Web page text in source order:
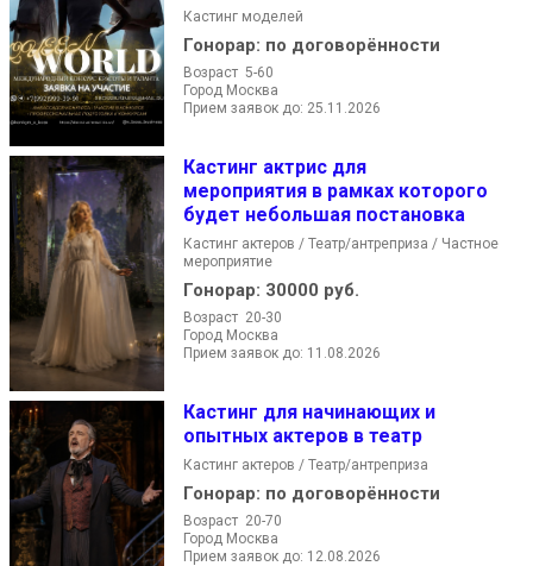
Кастинг моделей
Гонорар: по договорённости
Возраст 5-60
Город Москва
Прием заявок до: 25.11.2026
Кастинг актрис для
мероприятия в рамках которого
будет небольшая постановка
Кастинг актеров / Театр/антреприза / Частное
мероприятие
Гонорар: 30000 руб.
Возраст 20-30
Город Москва
Прием заявок до: 11.08.2026
Кастинг для начинающих и
опытных актеров в театр
Кастинг актеров / Театр/антреприза
Гонорар: по договорённости
Возраст 20-70
Город Москва
Прием заявок до: 12.08.2026